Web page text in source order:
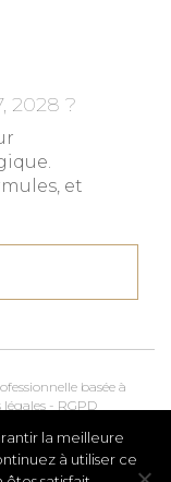
2028 ?
et
basée à
- RGPD
la meilleure
à utiliser ce